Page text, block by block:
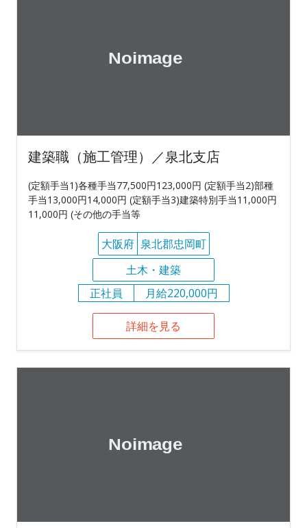
建築職（施工管理）／泉北支店
(定額手当1)各種手当77,500円123,000円 (定額手当2)部種
手当13,000円14,000円 (定額手当3)建築特別手当11,000円
11,000円 (その他の手当等
大阪府 泉北郡忠岡町
土木・建築
正社員
月給220,000円
詳細を見る